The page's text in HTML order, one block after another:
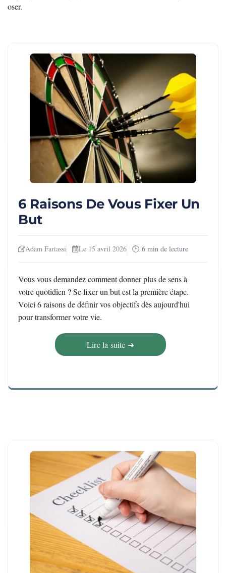
oser.
6 Raisons De Vous Fixer Un
But
Adam Fartassi Le 15 avril 2026 6 min de lecture
Vous vous demandez comment donner plus de sens à
votre quotidien ? Se fixer un but est la première étape.
Voici 6 raisons de définir vos objectifs dès aujourd'hui
pour transformer votre vie.
Lire la suite ➔